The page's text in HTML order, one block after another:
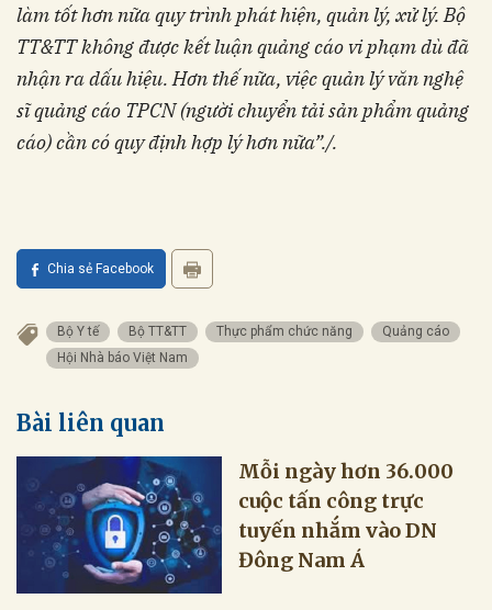
làm tốt hơn nữa quy trình phát hiện, quản lý, xử lý. Bộ
TT&TT không được kết luận quảng cáo vi phạm dù đã
nhận ra dấu hiệu. Hơn thế nữa, việc quản lý văn nghệ
sĩ quảng cáo TPCN (người chuyển tải sản phẩm quảng
cáo) cần có quy định hợp lý hơn nữa”./.
Chia sẻ Facebook
Bộ Y tế Bộ TT&TT Thực phẩm chức năng
Quảng cáo
Hội Nhà báo Việt Nam
Bài liên quan
Mỗi ngày hơn 36.000
cuộc tấn công trực
tuyến nhắm vào DN
Đông Nam Á